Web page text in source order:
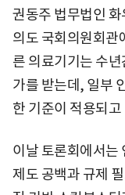
권동주 법무법인
의도 국회의원회
른 의료기기는 수
가를 받는데, 일부
한 기준이 적용되
이날 토론회에서는
제도 공백과 규제